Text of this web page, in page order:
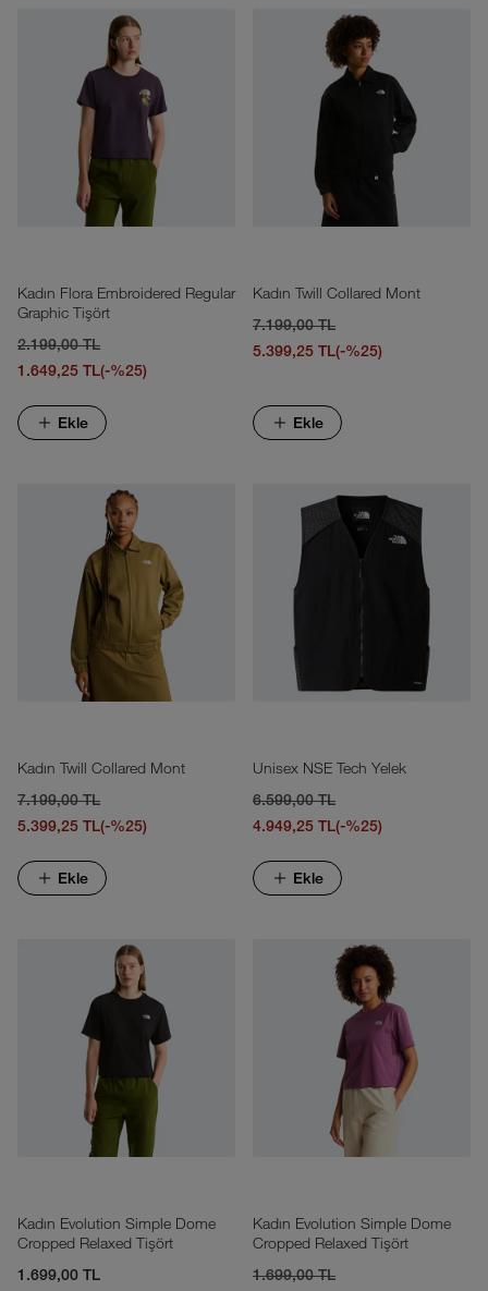
Kadın Flora Embroidered Regular
Graphic Tişört
2.199,00 TL
1.649,25 TL(-%25)
Ekle
Kadın Twill Collared Mont
7.199,00 TL
5.399,25 TL(-%25)
Ekle
Kadın Twill Collared Mont
7.199,00 TL
5.399,25 TL(-%25)
Ekle
Unisex NSE Tech Yelek
6.599,00 TL
4.949,25 TL(-%25)
Ekle
Kadın Evolution Simple Dome
Cropped Relaxed Tişört
1.699,00 TL
Kadın Evolution Simple Dome
Cropped Relaxed Tişört
1.699,00 TL